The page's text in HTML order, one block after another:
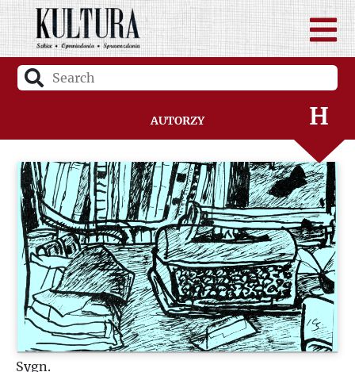
Autorzy
F
G
H
I
J
K
L
Ł
Sygn.